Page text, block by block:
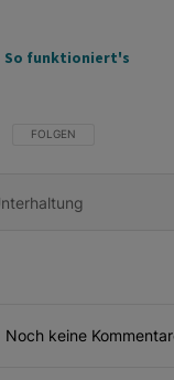
So funktioniert's
FOLGE DIESER
FOLGEN
Noch keine